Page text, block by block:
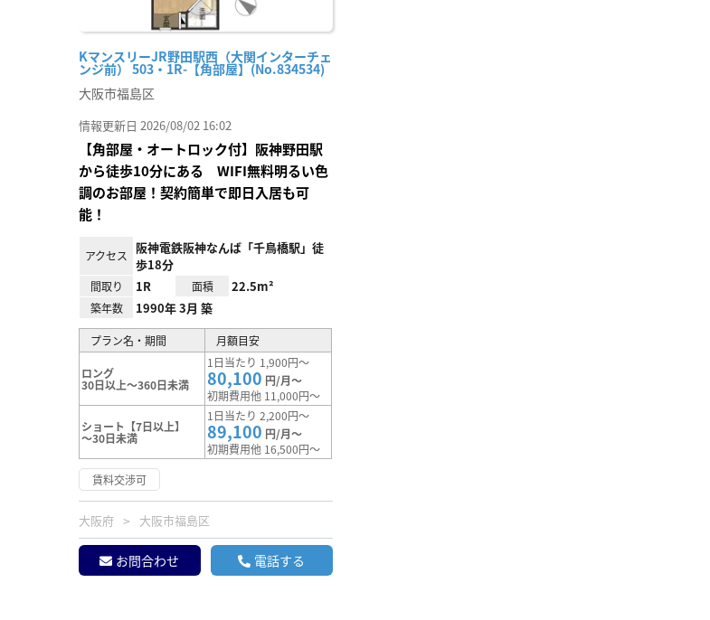
KマンスリーJR野田駅西（大関インターチェ
ンジ前） 503・1R-【角部屋】(No.834534)
大阪市福島区
情報更新日 2026/08/02 16:02
【角部屋・オートロック付】阪神野田駅
から徒歩10分にある WIFI無料明るい色
調のお部屋！契約簡単で即日入居も可
能！
アクセス
阪神電鉄阪神なんば「千鳥橋駅」徒
歩18分
間取り 1R 面積 22.5m²
築年数 1990年 3月 築
プラン名・期間 月額目安
ロング
30日以上～360日未満
1日当たり 1,900円～
80,100 円/月～
初期費用他 11,000円～
ショート【7日以上】
～30日未満
1日当たり 2,200円～
89,100 円/月～
初期費用他 16,500円～
賃料交渉可
大阪府 大阪市福島区
お問合わせ 電話する